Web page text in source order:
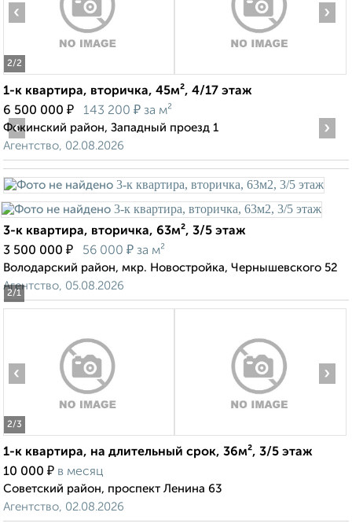
2/2
‹ ›
1-к квартира, вторичка, 45м², 4/17 этаж
6 500 000 ₽ 143 200 ₽ за м²
Фокинский район, Западный проезд 1
Агентство, 02.08.2026
2/1
‹ ›
3-к квартира, вторичка, 63м², 3/5 этаж
3 500 000 ₽ 56 000 ₽ за м²
Володарский район, мкр. Новостройка, Чернышевского 52
Агентство, 05.08.2026
2/3
‹ ›
1-к квартира, на длительный срок, 36м², 3/5 этаж
10 000 ₽ в месяц
Советский район, проспект Ленина 63
Агентство, 02.08.2026